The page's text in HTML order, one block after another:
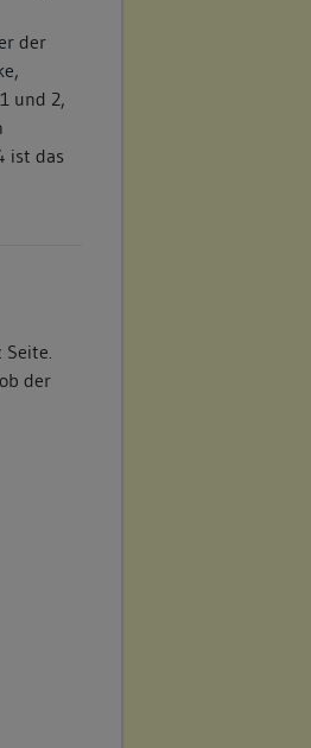
der
und 2,
ist das
der